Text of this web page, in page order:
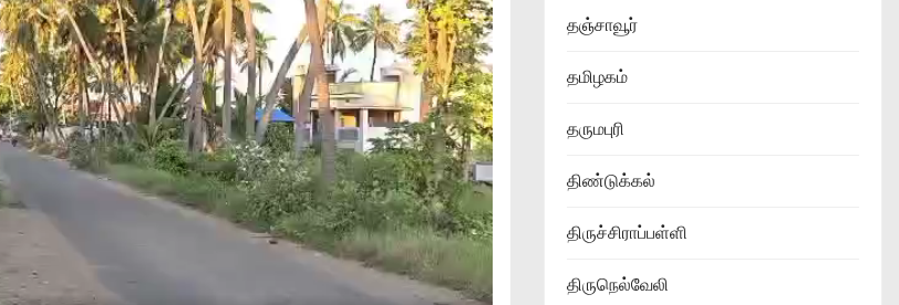
தஞ்சாவூர்
தமிழகம்
தருமபுரி
திண்டுக்கல்
திருச்சிராப்பள்ளி
திருநெல்வேலி